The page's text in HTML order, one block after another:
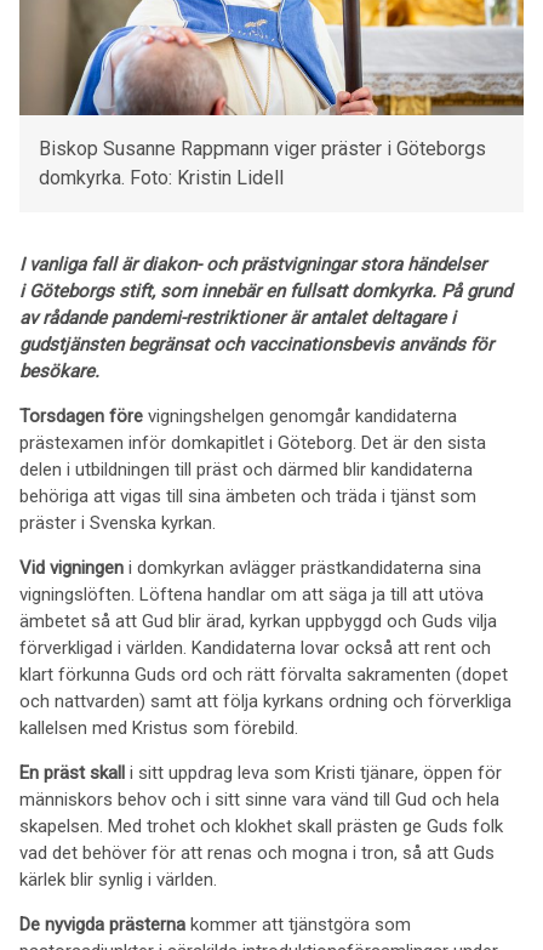
Biskop Susanne Rappmann viger präster i Göteborgs
domkyrka. Foto: Kristin Lidell
I vanliga fall är diakon- och prästvigningar stora händelser
i Göteborgs stift, som innebär en fullsatt domkyrka. På grund
av rådande pandemi-restriktioner är antalet deltagare i
gudstjänsten begränsat och vaccinationsbevis används för
besökare.
Torsdagen före vigningshelgen genomgår kandidaterna
prästexamen inför domkapitlet i Göteborg. Det är den sista
delen i utbildningen till präst och därmed blir kandidaterna
behöriga att vigas till sina ämbeten och träda i tjänst som
präster i Svenska kyrkan.
Vid vigningen i domkyrkan avlägger prästkandidaterna sina
vigningslöften. Löftena handlar om att säga ja till att utöva
ämbetet så att Gud blir ärad, kyrkan uppbyggd och Guds vilja
förverkligad i världen. Kandidaterna lovar också att rent och
klart förkunna Guds ord och rätt förvalta sakramenten (dopet
och nattvarden) samt att följa kyrkans ordning och förverkliga
kallelsen med Kristus som förebild.
En präst skall i sitt uppdrag leva som Kristi tjänare, öppen för
människors behov och i sitt sinne vara vänd till Gud och hela
skapelsen. Med trohet och klokhet skall prästen ge Guds folk
vad det behöver för att renas och mogna i tron, så att Guds
kärlek blir synlig i världen.
De nyvigda prästerna kommer att tjänstgöra som